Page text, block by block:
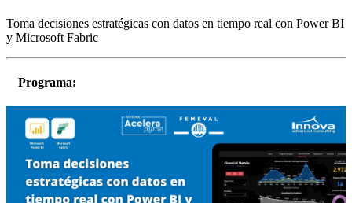
Toma decisiones estratégicas con datos en tiempo real con Power BI
y Microsoft Fabric
Programa: